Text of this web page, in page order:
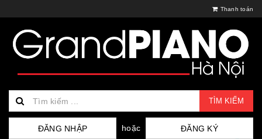
Thanh toán
TÌM KIẾM
ĐĂNG NHẬP hoặc ĐĂNG KÝ